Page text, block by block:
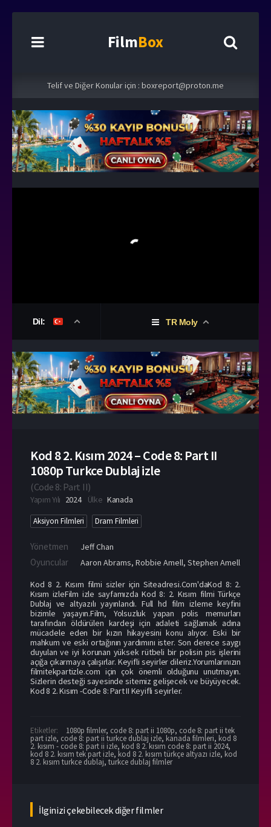
FilmBox
Telif ve Diğer Konular için : boxreport@proton.me
Dil: TR Moly
Kod 8 2. Kısım 2024 – Code 8: Part II
1080p Turkce Dublaj izle
(Code 8: Part II)
Yapım Yılı 2024 Ülke Kanada
Aksiyon Filmleri Dram Filmleri
Yönetmen Jeff Chan
Oyuncular Aaron Abrams, Robbie Amell, Stephen Amell
Kod 8 2. Kısım filmi sizler için Siteadresi.Com'daKod 8: 2.
Kısım izleFilm izle sayfamızda Kod 8: 2. Kısım filmi Türkçe
Dublaj ve altyazılı yayınlandı. Full hd film izleme keyfini
bizimle yaşayın.Film, Yolsuzluk yapan polis memurları
tarafından öldürülen kardeşi için adaleti sağlamak adına
mücadele eden bir kızın hikayesini konu alıyor. Eski bir
mahkum ve eski ortağının yardımını ister. Son derece saygı
duyulan ve iyi korunan yüksek rütbeli bir polisin pis işlerini
açığa çıkarmaya çalışırlar. Keyifli seyirler dileriz.Yorumlarınızın
filmitekpartizle.com için çok önemli olduğunu unutmayın.
Sizlerin desteği sayesinde sitemiz gelişecek ve büyüyecek.
Kod 8 2. Kısım -Code 8: Part II Keyifli seyirler.
Etiketler: 1080p filmler, code 8: part ii 1080p, code 8: part ii tek
part izle, code 8: part ii turkce dublaj izle, kanada filmleri, kod 8
2. kısım - code 8: part ii izle, kod 8 2. kısım code 8: part ii 2024,
kod 8 2. kısım tek part izle, kod 8 2. kısım türkçe altyazı izle, kod
8 2. kısım turkce dublaj, turkce dublaj filmler
İlginizi çekebilecek diğer filmler